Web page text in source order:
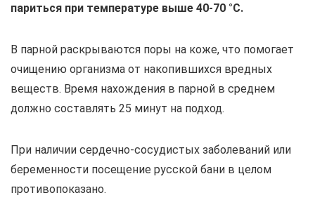
париться при температуре выше 40-70 °С.
В парной раскрываются поры на коже, что помогает
очищению организма от накопившихся вредных
веществ. Время нахождения в парной в среднем
должно составлять 25 минут на подход.
При наличии сердечно-сосудистых заболеваний или
беременности посещение русской бани в целом
противопоказано.